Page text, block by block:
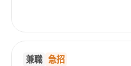
兼職 急招